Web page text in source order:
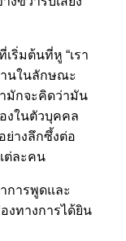
ริ่มต้นที่หู “เรา
านในลักษณะ
ามักจะคิดว่ามัน
งในตัวบุคคล
ย่างลึกซึ้งต่อ
ต่ละคน
การพูดและ
งทางการได้ยิน